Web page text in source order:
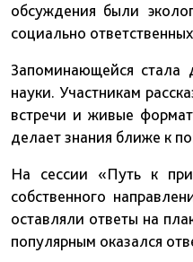
обсуждения были
социально
Запоминающейся стала
науки. Участникам
встречи и живые
делает знания ближе к
На сессии «Путь к
собственного
оставляли ответы на
популярным оказался